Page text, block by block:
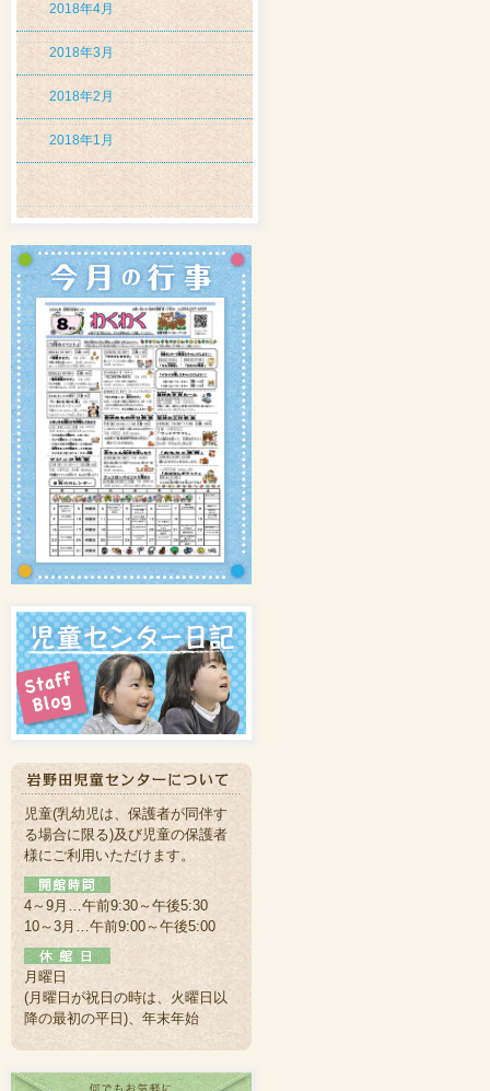
2018年4月
2018年3月
2018年2月
2018年1月
児童(乳幼児は、保護者が同伴す
る場合に限る)及び児童の保護者
様にご利用いただけます。
4～9月…午前9:30～午後5:30
10～3月…午前9:00～午後5:00
月曜日
(月曜日が祝日の時は、火曜日以
降の最初の平日)、年末年始